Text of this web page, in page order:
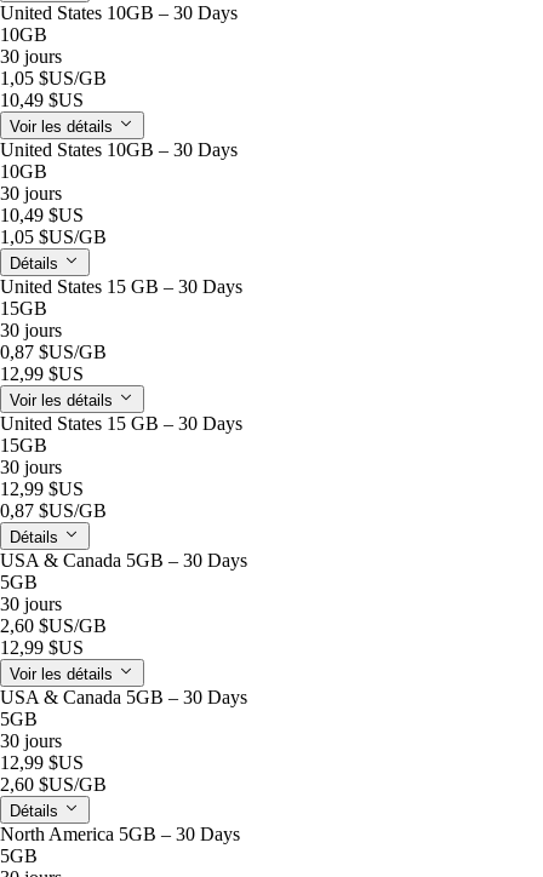
United States 10GB – 30 Days
10GB
30 jours
1,05 $US/GB
10,49 $US
Voir les détails
United States 10GB – 30 Days
10GB
30 jours
10,49 $US
1,05 $US/GB
Détails
United States 15 GB – 30 Days
15GB
30 jours
0,87 $US/GB
12,99 $US
Voir les détails
United States 15 GB – 30 Days
15GB
30 jours
12,99 $US
0,87 $US/GB
Détails
USA & Canada 5GB – 30 Days
5GB
30 jours
2,60 $US/GB
12,99 $US
Voir les détails
USA & Canada 5GB – 30 Days
5GB
30 jours
12,99 $US
2,60 $US/GB
Détails
North America 5GB – 30 Days
5GB